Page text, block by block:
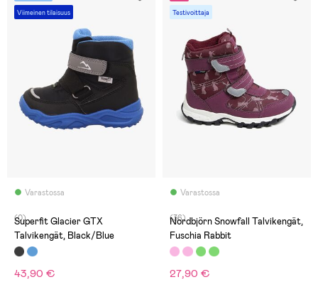
Viimeinen tilaisuus
Varastossa
(0)
Superfit Glacier GTX
Talvikengät, Black/Blue
43,90 €
Testivoittaja
Varastossa
(36)
Nordbjörn Snowfall Talvikengät,
Fuschia Rabbit
27,90 €